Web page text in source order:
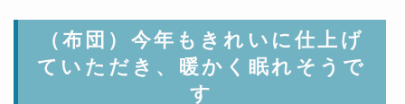
（布団）今年もきれいに仕上げ
ていただき、暖かく眠れそうで
す